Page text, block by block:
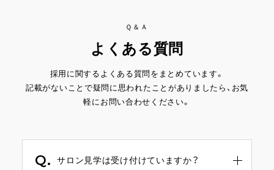
Ｑ＆Ａ
よくある質問
採用に関するよくある質問をまとめています。
記載がないことで疑問に思われたことがありましたら、お気
軽にお問い合わせください。
Q. サロン見学は受け付けていますか？